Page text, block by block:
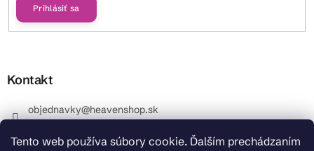
Tento web používa súbory cookie. Ďalším prechádzaním
Prihlásiť sa
Kontakt
objednavky@heavenshop.sk
_Info objednávky : +421 914 399 399 Pracovné dni od